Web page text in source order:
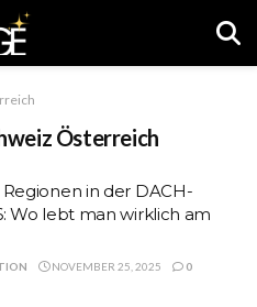
Österreich
in der DACH-
Wo lebt man wirklich am
NOVEMBER 25, 2025 0